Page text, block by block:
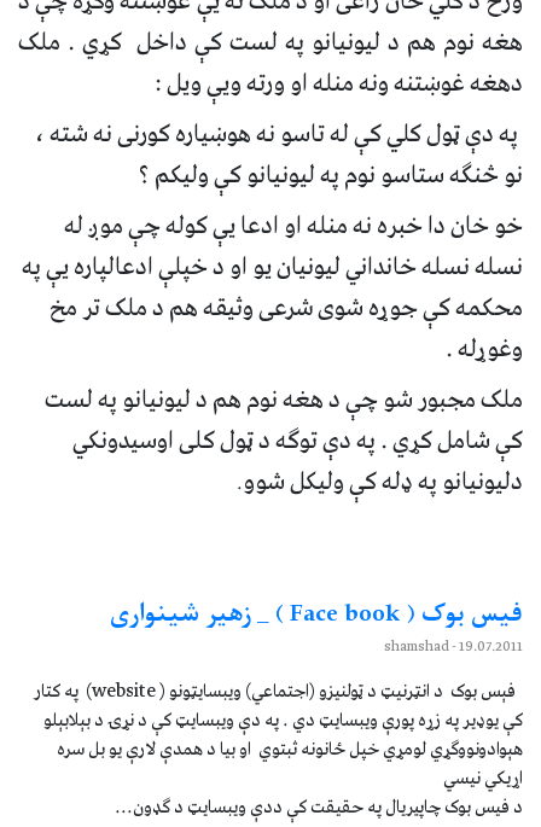
هغه نوم هم د ليونيانو په لست کې داخل کړي . ملک
دهغه غوښتنه ونه منله او ورته ويې ويل :
په دې ټول کلي کې له تاسو نه هوښياره کورنی نه شته ،
نو څنګه ستاسو نوم په ليونيانو کې وليکم ؟
خو خان دا خبره نه منله او ادعا يې کوله چې موږ له
نسله نسله خانداني ليونيان يو او د خپلې ادعالپاره يې په
محکمه کې جوړه شوی شرعی وثيقه هم د ملک تر مخ
وغوړله .
ملک مجبور شو چې د هغه نوم هم د ليونيانو په لست
کې شامل کړي . په دې توګه د ټول کلی اوسيدونکي
دليونيانو په ډله کې وليکل شوو.
فيس بوک ( Face book ) _ زهير شينواری
19.07.2011
- shamshad
فېس بوک د انټرنيټ د ټولنيزو (اجتماعي) ويبسايټونو ( website) په کتار
کې يوډير په زړه پورې ويبسايټ دي . په دې ويبسايټ کې د نړۍ د بېلابېلو
هېوادونووګړي لومړي خپل ځانونه ثبتوي او بيا د همدې لارې يو بل سره
اړيکي نيسي
د فيس بوک چاپيريال په حقيقت کې ددې ويبسايټ د ګډون...